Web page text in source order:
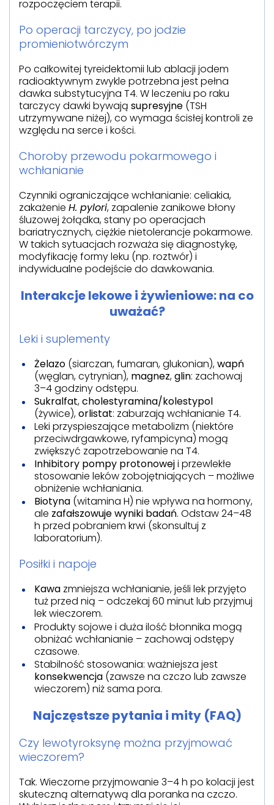
rozpoczęciem terapii.
Po operacji tarczycy, po jodzie
promieniotwórczym
Po całkowitej tyreidektomii lub ablacji jodem
radioaktywnym zwykle potrzebna jest pełna
dawka substytucyjna T4. W leczeniu po raku
tarczycy dawki bywają supresyjne (TSH
utrzymywane niżej), co wymaga ścisłej kontroli ze
względu na serce i kości.
Choroby przewodu pokarmowego i
wchłanianie
Czynniki ograniczające wchłanianie: celiakia,
zakażenie H. pylori, zapalenie zanikowe błony
śluzowej żołądka, stany po operacjach
bariatrycznych, ciężkie nietolerancje pokarmowe.
W takich sytuacjach rozważa się diagnostykę,
modyfikację formy leku (np. roztwór) i
indywidualne podejście do dawkowania.
Interakcje lekowe i żywieniowe: na co
uważać?
Leki i suplementy
Żelazo (siarczan, fumaran, glukonian),wapń
(węglan, cytrynian), magnez,glin: zachowaj
3–4 godziny odstępu.
Sukralfat,cholestyramina/kolestypol
(żywice),orlistat: zaburzają wchłanianie T4.
Leki przyspieszające metabolizm (niektóre
przeciwdrgawkowe, ryfampicyna) mogą
zwiększyć zapotrzebowanie na T4.
Inhibitory pompy protonoweji przewlekłe
stosowanie leków zobojętniających – możliwe
obniżenie wchłaniania.
Biotyna (witamina H) nie wpływa na hormony,
ale zafałszowuje wyniki badań. Odstaw 24–48
h przed pobraniem krwi (skonsultuj z
laboratorium).
Posiłki i napoje
Kawa zmniejsza wchłanianie, jeśli lek przyjęto
tuż przed nią – odczekaj 60 minut lub przyjmuj
lek wieczorem.
Produkty sojowe i duża ilość błonnika mogą
obniżać wchłanianie – zachowaj odstępy
czasowe.
Stabilność stosowania: ważniejsza jest
konsekwencja (zawsze na czczo lub zawsze
wieczorem) niż sama pora.
Najczęstsze pytania i mity (FAQ)
Czy lewotyroksynę można przyjmować
wieczorem?
Tak. Wieczorne przyjmowanie 3–4 h po kolacji jest
skuteczną alternatywą dla poranka na czczo.